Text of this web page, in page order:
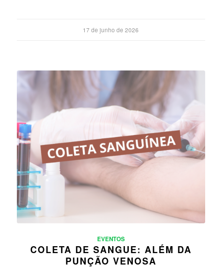
17 de junho de 2026
EVENTOS
COLETA DE SANGUE: ALÉM DA
PUNÇÃO VENOSA